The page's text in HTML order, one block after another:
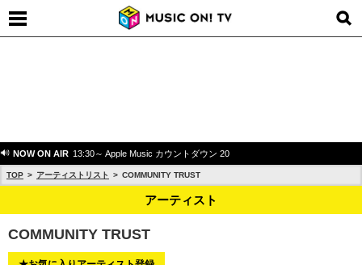
NOW ON AIR 13:30～ Apple Music カウントダウン 20
TOP アーティストリスト COMMUNITY TRUST
アーティスト
COMMUNITY TRUST